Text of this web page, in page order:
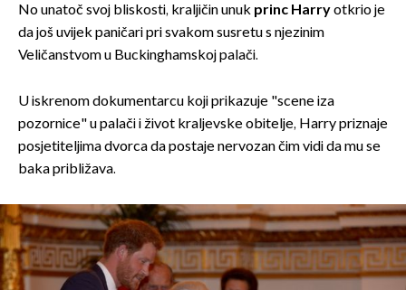
No unatoč svoj bliskosti, kraljičin unuk princ Harryotkrio je
da još uvijek paničari pri svakom susretu s njezinim
Veličanstvom u Buckinghamskoj palači.
U iskrenom dokumentarcu koji prikazuje "scene iza
pozornice" u palači i život kraljevske obitelje, Harry priznaje
posjetiteljima dvorca da postaje nervozan čim vidi da mu se
baka približava.